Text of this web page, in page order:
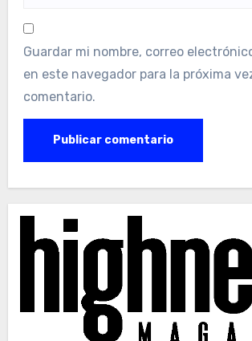
Guardar mi nombre, correo
en este navegador para la próxima
comentario.